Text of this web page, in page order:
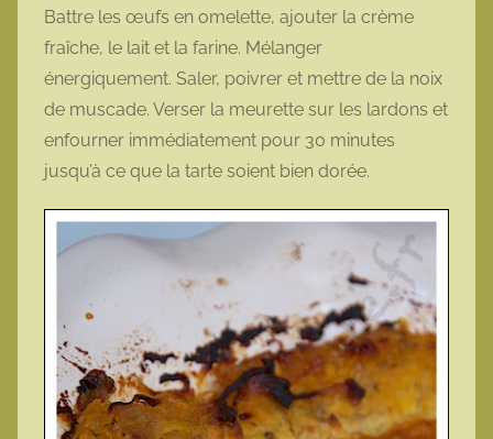
Battre les œufs en omelette, ajouter la crème
fraîche, le lait et la farine. Mélanger
énergiquement. Saler, poivrer et mettre de la noix
de muscade. Verser la meurette sur les lardons et
enfourner immédiatement pour 30 minutes
jusqu’à ce que la tarte soient bien dorée.